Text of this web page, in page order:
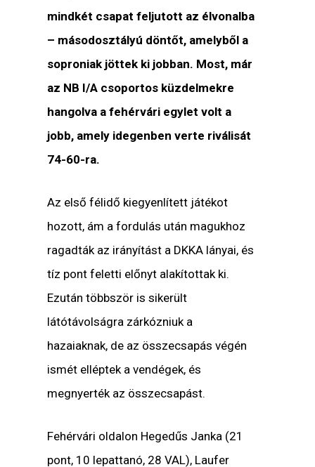
mindkét csapat feljutott az élvonalba
– másodosztályú döntőt, amelyből a
soproniak jöttek ki jobban. Most, már
az NB I/A csoportos küzdelmekre
hangolva a fehérvári egylet volt a
jobb, amely idegenben verte riválisát
74-60-ra.
Az első félidő kiegyenlített játékot
hozott, ám a fordulás után magukhoz
ragadták az irányítást a DKKA lányai, és
tíz pont feletti előnyt alakítottak ki.
Ezután többször is sikerült
látótávolságra zárkózniuk a
hazaiaknak, de az összecsapás végén
ismét elléptek a vendégek, és
megnyerték az összecsapást.
Fehérvári oldalon Hegedűs Janka (21
pont, 10 lepattanó, 28 VAL), Laufer